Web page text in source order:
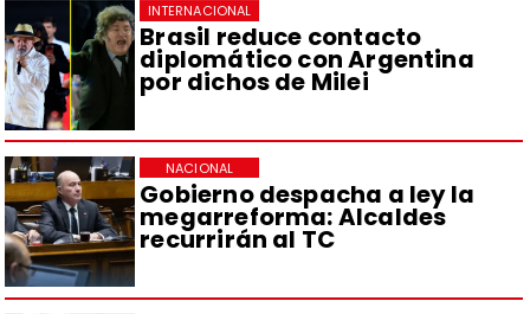
Brasil reduce contacto
diplomático con Argentina
por dichos de Milei
INTERNACIONAL
Gobierno despacha a ley la
megarreforma: Alcaldes
recurrirán al TC
NACIONAL